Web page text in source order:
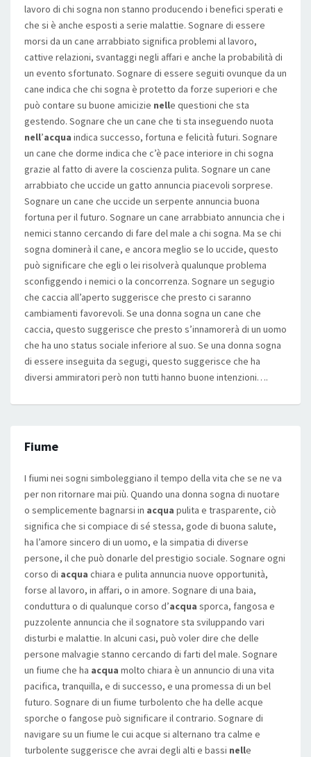
lavoro di chi sogna non stanno producendo i benefici sperati e
che si è anche esposti a serie malattie. Sognare di essere
morsi da un cane arrabbiato significa problemi al lavoro,
cattive relazioni, svantaggi negli affari e anche la probabilità di
un evento sfortunato. Sognare di essere seguiti ovunque da un
cane indica che chi sogna è protetto da forze superiori e che
può contare su buone amicizie nelle questioni che sta
gestendo. Sognare che un cane che ti sta inseguendo nuota
nell’acqua indica successo, fortuna e felicità futuri. Sognare
un cane che dorme indica che c’è pace interiore in chi sogna
grazie al fatto di avere la coscienza pulita. Sognare un cane
arrabbiato che uccide un gatto annuncia piacevoli sorprese.
Sognare un cane che uccide un serpente annuncia buona
fortuna per il futuro. Sognare un cane arrabbiato annuncia che i
nemici stanno cercando di fare del male a chi sogna. Ma se chi
sogna dominerà il cane, e ancora meglio se lo uccide, questo
può significare che egli o lei risolverà qualunque problema
sconfiggendo i nemici o la concorrenza. Sognare un segugio
che caccia all’aperto suggerisce che presto ci saranno
cambiamenti favorevoli. Se una donna sogna un cane che
caccia, questo suggerisce che presto s’innamorerà di un uomo
che ha uno status sociale inferiore al suo. Se una donna sogna
di essere inseguita da segugi, questo suggerisce che ha
diversi ammiratori però non tutti hanno buone intenzioni….
Fiume
I fiumi nei sogni simboleggiano il tempo della vita che se ne va
per non ritornare mai più. Quando una donna sogna di nuotare
o semplicemente bagnarsi in acqua pulita e trasparente, ciò
significa che si compiace di sé stessa, gode di buona salute,
ha l’amore sincero di un uomo, e la simpatia di diverse
persone, il che può donarle del prestigio sociale. Sognare ogni
corso di acqua chiara e pulita annuncia nuove opportunità,
forse al lavoro, in affari, o in amore. Sognare di una baia,
conduttura o di qualunque corso d’acqua sporca, fangosa e
puzzolente annuncia che il sognatore sta sviluppando vari
disturbi e malattie. In alcuni casi, può voler dire che delle
persone malvagie stanno cercando di farti del male. Sognare
un fiume che ha acqua molto chiara è un annuncio di una vita
pacifica, tranquilla, e di successo, e una promessa di un bel
futuro. Sognare di un fiume turbolento che ha delle acque
sporche o fangose può significare il contrario. Sognare di
navigare su un fiume le cui acque si alternano tra calme e
turbolente suggerisce che avrai degli alti e bassi nelle